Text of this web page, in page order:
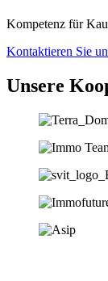
Kompetenz für
Kontaktieren Sie
Unsere